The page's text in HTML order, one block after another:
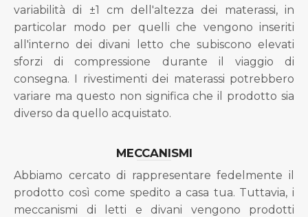
variabilità di ±1 cm dell'altezza dei materassi, in
particolar modo per quelli che vengono inseriti
all'interno dei divani letto che subiscono elevati
sforzi di compressione durante il viaggio di
consegna. I rivestimenti dei materassi potrebbero
variare ma questo non significa che il prodotto sia
diverso da quello acquistato.
MECCANISMI
Abbiamo cercato di rappresentare fedelmente il
prodotto così come spedito a casa tua. Tuttavia, i
meccanismi di letti e divani vengono prodotti